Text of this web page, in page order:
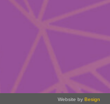
Website by Besign